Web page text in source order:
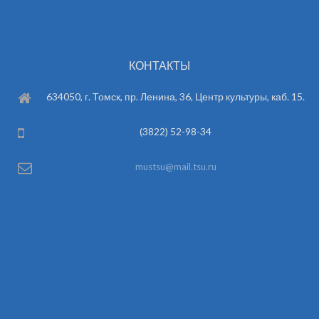
КОНТАКТЫ
634050, г. Томск, пр. Ленина, 36, Центр культуры, каб. 15.
(3822) 52-98-34
mustsu@mail.tsu.ru